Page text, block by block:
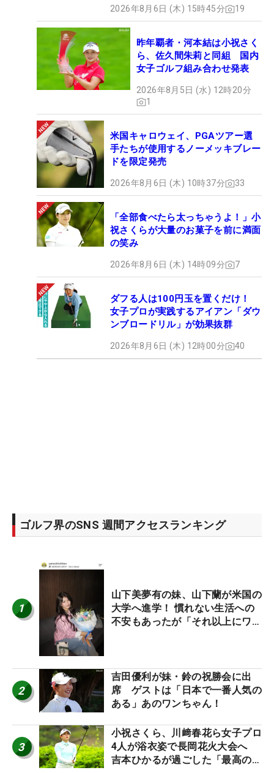
2026年8月6日 (木) 15時45分 19
昨年覇者・河本結は小祝さく
ら、佐久間朱莉と同組 国内
女子ゴルフ組み合わせ発表
2026年8月5日 (水) 12時20分
1
米国キャロウェイ、PGAツアー選
手たちが使用するノーメッキブレー
ドを限定発売
2026年8月6日 (木) 10時37分 33
「全部食べたら太っちゃうよ！」小
祝さくらが大量のお菓子を前に満面
の笑み
2026年8月6日 (木) 14時09分 7
ダフる人は100円玉を置くだけ！
女子プロが実践するアイアン「ダウ
ンブロードリル」が効果抜群
2026年8月6日 (木) 12時00分 40
ゴルフ界のSNS 週間アクセスランキング
1
山下美夢有の妹、山下蘭が米国の
大学へ進学！ 慣れない生活への
不安もあったが「それ以上にワク
2
吉田優利が妹・鈴の祝勝会に出
席 ゲストは「日本で一番人気の
ある」あのワンちゃん！
3
小祝さくら、川﨑春花ら女子プロ
4人が浴衣姿で長岡花火大会へ
吉本ひかるが過ごした「最高の夏